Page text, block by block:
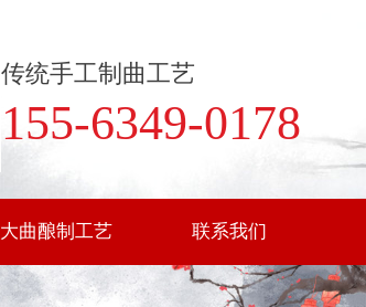
传统手工制曲工艺
155-6349-0178
大曲酿制工艺 联系我们